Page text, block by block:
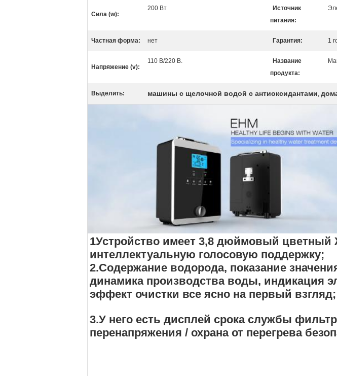
Сила (w):
200 Вт
Источник
питания:
Частная форма: нет Гарантия: 1
Напряжение (v):
110 В/220 В.
Название
продукта:
Выделить: машины с щелочной водой с антиоксидантами,
1Устройство имеет 3,8 дюймовый цветный
интеллектуальную голосовую поддержку;
2.Содержание водорода, показание
динамика производства воды, индикация
эффект очистки все ясно на первый взгляд;
3.У него есть дисплей срока службы
перенапряжения / охрана от перегрева